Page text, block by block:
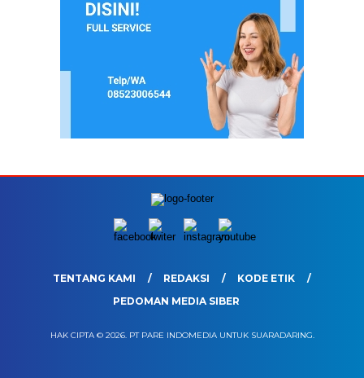
TENTANG KAMI REDAKSI
KODE ETIK
PEDOMAN MEDIA SIBER
HAK CIPTA © 2026. PT PARE INDOMEDIA UNTUK SUARADARING.